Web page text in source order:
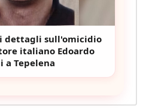
dettagli sull'omicidio
italiano Edoardo
a Tepelena